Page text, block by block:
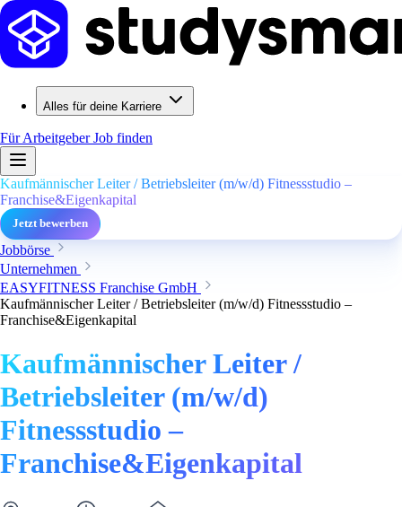
Alles für deine Karriere
Für ArbeitgeberJob finden
Kaufmännischer Leiter / Betriebsleiter (m/w/d) Fitnessstudio –
Franchise&Eigenkapital
Jetzt bewerben
Jobbörse
Unternehmen
EASYFITNESS Franchise GmbH
Kaufmännischer Leiter / Betriebsleiter (m/w/d) Fitnessstudio –
Franchise&Eigenkapital
Kaufmännischer Leiter /
Betriebsleiter (m/w/d)
Fitnessstudio –
Franchise&Eigenkapital